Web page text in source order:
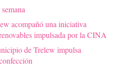
acompañó una iniciativa
impulsada por la CINA
de Trelew impulsa